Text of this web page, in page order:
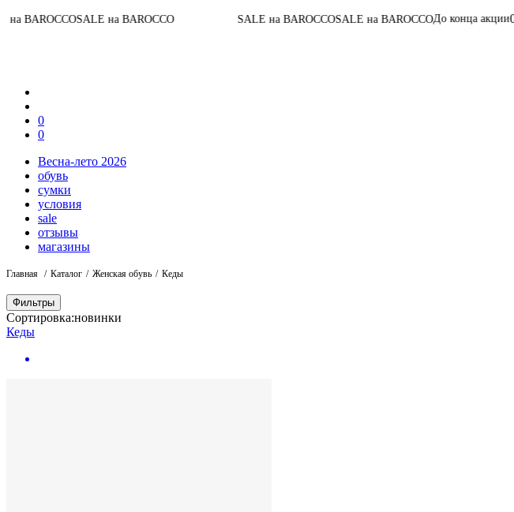
SALE на BAROCCO SALE на BAROCCOSALE на BAROCCOДо конца акции07:14:30:38
0
0
Весна-лето 2026
обувь
сумки
условия
sale
отзывы
магазины
Главная Каталог Женская обувь Кеды
Фильтры
Сортировка:новинки
Кеды